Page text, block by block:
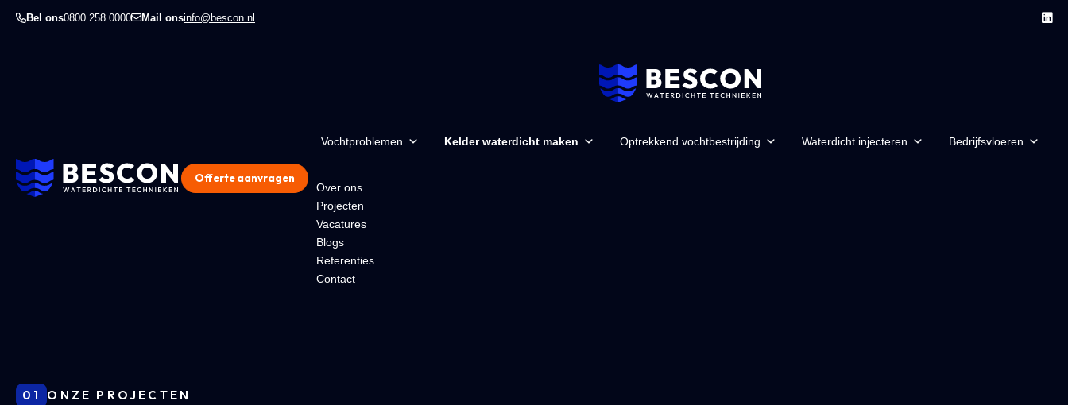
Bel ons0800 258 0000 Mail onsinfo@bescon.nl
Vochtproblemen Kelder waterdicht maken Optrekkend vochtbestrijding Waterdicht injecteren Bedrijfsvloeren
Over ons
Projecten
Vacatures
Blogs
Referenties
Contact
Offerte aanvragen
01 ONZE PROJECTEN